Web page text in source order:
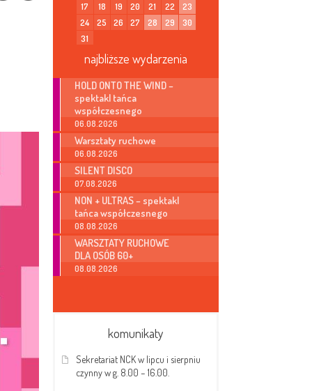
17
18 19 20 21 22
23
24
25 26 27 28 29
30
31
najbliższe wydarzenia
HOLD ONTO THE WIND –
spektakl tańca
współczesnego
06.08.2026
Warsztaty ruchowe
06.08.2026
SILENT DISCO
07.08.2026
NON + ULTRAS – spektakl
tańca współczesnego
08.08.2026
WARSZTATY RUCHOWE
DLA OSÓB 60+
08.08.2026
komunikaty
Sekretariat NCK w lipcu i sierpniu
czynny w g. 8.00 – 16.00.